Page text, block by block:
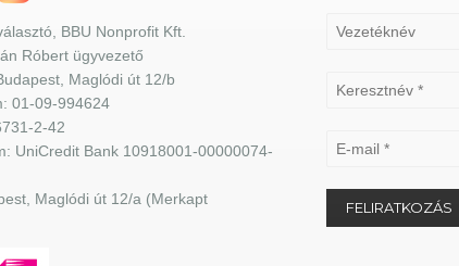
BBU Nonprofit Kft.
Róbert ügyvezető
Maglódi út 12/b
01-09-994624
2-42
UniCredit Bank 10918001-00000074-
Maglódi út 12/a (Merkapt